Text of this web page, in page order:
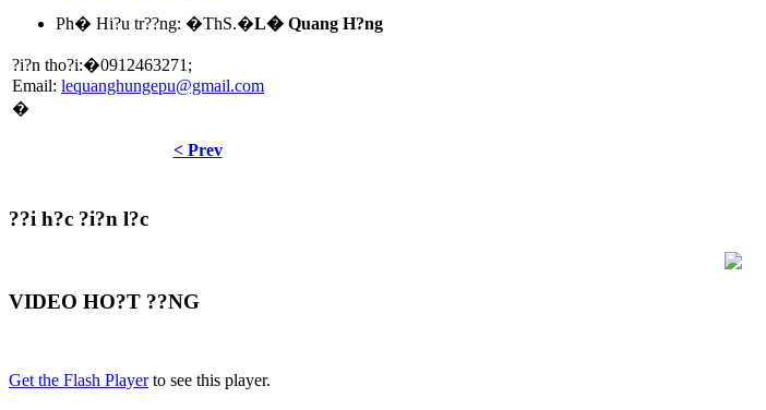
Ph� Hi?u tr??ng: �ThS.�L� Quang H?ng
?i?n tho?i:�0912463271;
Email: lequanghungepu@gmail.com
�
< Prev
??i h?c ?i?n l?c
VIDEO HO?T ??NG
Get the Flash Playerto see this player.